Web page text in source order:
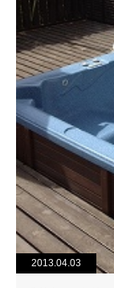
2013.04.03